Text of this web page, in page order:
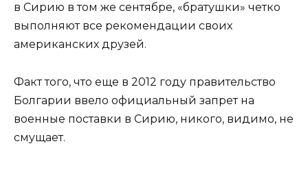
в Сирию в том же сентябре, «братушки» четко
выполняют все рекомендации своих
американских друзей.
Факт того, что еще в 2012 году правительство
Болгарии ввело официальный запрет на
военные поставки в Сирию, никого, видимо, не
смущает.